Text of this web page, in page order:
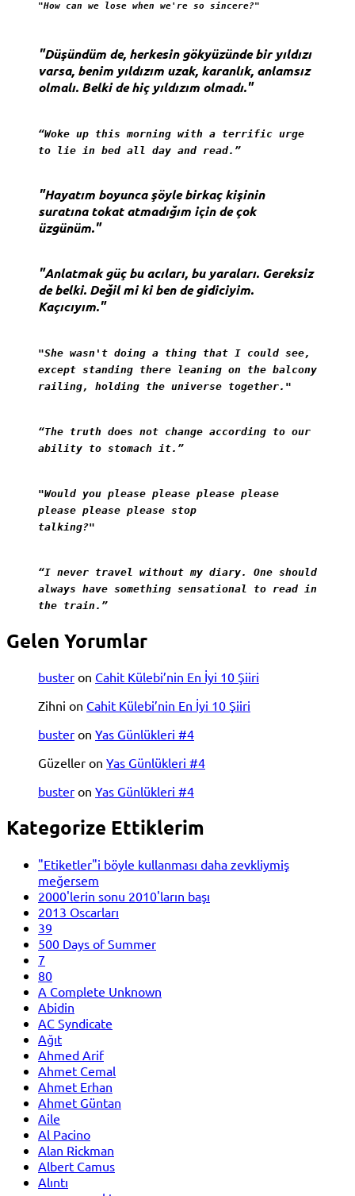
"How can we lose when we're so sincere?"
"Düşündüm de, herkesin gökyüzünde bir yıldızı
varsa, benim yıldızım uzak, karanlık, anlamsız
olmalı. Belki de hiç yıldızım olmadı."
“Woke up this morning with a terrific urge
to lie in bed all day and read.”
"Hayatım boyunca şöyle birkaç kişinin
suratına tokat atmadığım için de çok
üzgünüm."
"Anlatmak güç bu acıları, bu yaraları. Gereksiz
de belki. Değil mi ki ben de gidiciyim.
Kaçıcıyım."
"She wasn't doing a thing that I could see,
except standing there leaning on the balcony
railing, holding the universe together."
“The truth does not change according to our
ability to stomach it.”
"Would you please please please please
please please please stop
talking?"
“I never travel without my diary. One should
always have something sensational to read in
the train.”
Gelen Yorumlar
buster on Cahit Külebi’nin En İyi 10 Şiiri
Zihni on Cahit Külebi’nin En İyi 10 Şiiri
buster on Yas Günlükleri #4
Güzeller on Yas Günlükleri #4
buster on Yas Günlükleri #4
Kategorize Ettiklerim
"Etiketler"i böyle kullanması daha zevkliymiş
meğersem
2000'lerin sonu 2010'ların başı
2013 Oscarları
39
500 Days of Summer
7
80
A Complete Unknown
Abidin
AC Syndicate
Ağıt
Ahmed Arif
Ahmet Cemal
Ahmet Erhan
Ahmet Güntan
Aile
Al Pacino
Alan Rickman
Albert Camus
Alıntı